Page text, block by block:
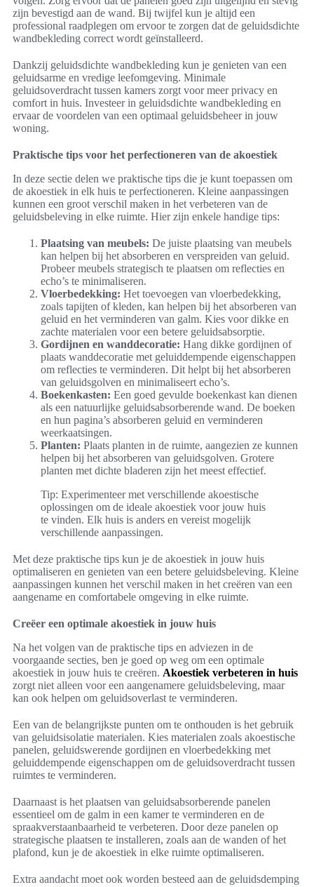
zijn bevestigd aan de wand. Bij twijfel kun je altijd een
professional raadplegen om ervoor te zorgen dat de geluidsdichte
wandbekleding correct wordt geïnstalleerd.
Dankzij geluidsdichte wandbekleding kun je genieten van een
geluidsarme en vredige leefomgeving. Minimale
geluidsoverdracht tussen kamers zorgt voor meer privacy en
comfort in huis. Investeer in geluidsdichte wandbekleding en
ervaar de voordelen van een optimaal geluidsbeheer in jouw
woning.
Praktische tips voor het perfectioneren van de akoestiek
In deze sectie delen we praktische tips die je kunt toepassen om
de akoestiek in elk huis te perfectioneren. Kleine aanpassingen
kunnen een groot verschil maken in het verbeteren van de
geluidsbeleving in elke ruimte. Hier zijn enkele handige tips:
Plaatsing van meubels: De juiste plaatsing van meubels
kan helpen bij het absorberen en verspreiden van geluid.
Probeer meubels strategisch te plaatsen om reflecties en
echo’s te minimaliseren.
Vloerbedekking: Het toevoegen van vloerbedekking,
zoals tapijten of kleden, kan helpen bij het absorberen van
geluid en het verminderen van galm. Kies voor dikke en
zachte materialen voor een betere geluidsabsorptie.
Gordijnen en wanddecoratie: Hang dikke gordijnen of
plaats wanddecoratie met geluiddempende eigenschappen
om reflecties te verminderen. Dit helpt bij het absorberen
van geluidsgolven en minimaliseert echo’s.
Boekenkasten: Een goed gevulde boekenkast kan dienen
als een natuurlijke geluidsabsorberende wand. De boeken
en hun pagina’s absorberen geluid en verminderen
weerkaatsingen.
Planten: Plaats planten in de ruimte, aangezien ze kunnen
helpen bij het absorberen van geluidsgolven. Grotere
planten met dichte bladeren zijn het meest effectief.
Tip: Experimenteer met verschillende akoestische
oplossingen om de ideale akoestiek voor jouw huis
te vinden. Elk huis is anders en vereist mogelijk
verschillende aanpassingen.
Met deze praktische tips kun je de akoestiek in jouw huis
optimaliseren en genieten van een betere geluidsbeleving. Kleine
aanpassingen kunnen het verschil maken in het creëren van een
aangename en comfortabele omgeving in elke ruimte.
Creëer een optimale akoestiek in jouw huis
Na het volgen van de praktische tips en adviezen in de
voorgaande secties, ben je goed op weg om een optimale
akoestiek in jouw huis te creëren. Akoestiek verbeteren in huis
zorgt niet alleen voor een aangenamere geluidsbeleving, maar
kan ook helpen om geluidsoverlast te verminderen.
Een van de belangrijkste punten om te onthouden is het gebruik
van geluidsisolatie materialen. Kies materialen zoals akoestische
panelen, geluidswerende gordijnen en vloerbedekking met
geluiddempende eigenschappen om de geluidsoverdracht tussen
ruimtes te verminderen.
Daarnaast is het plaatsen van geluidsabsorberende panelen
essentieel om de galm in een kamer te verminderen en de
spraakverstaanbaarheid te verbeteren. Door deze panelen op
strategische plaatsen te installeren, zoals aan de wanden of het
plafond, kun je de akoestiek in elke ruimte optimaliseren.
Extra aandacht moet ook worden besteed aan de geluidsdemping